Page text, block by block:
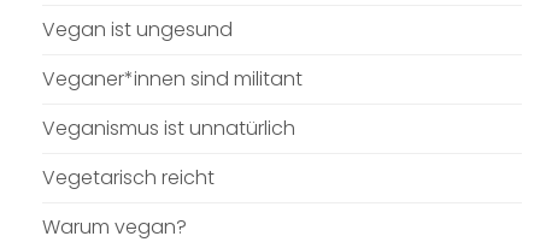
Vegan ist ungesund
Veganer*innen sind militant
Veganismus ist unnatürlich
Vegetarisch reicht
Warum vegan?